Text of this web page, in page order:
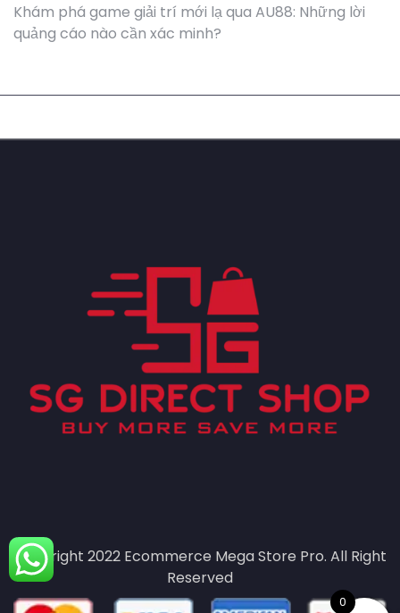
Khám phá game giải trí mới lạ qua AU88: Những lời
quảng cáo nào cần xác minh?
Copyright 2022 Ecommerce Mega Store Pro. All Right
Reserved
0